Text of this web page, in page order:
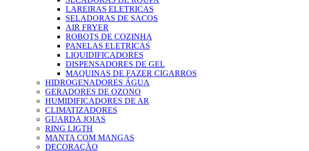
LAREIRAS ELETRICAS
SELADORAS DE SACOS
AIR FRYER
ROBOTS DE COZINHA
PANELAS ELETRICAS
LIQUIDIFICADORES
DISPENSADORES DE GEL
MAQUINAS DE FAZER CIGARROS
HIDROGENADORES ÁGUA
GERADORES DE OZONO
HUMIDIFICADORES DE AR
CLIMATIZADORES
GUARDA JOIAS
RING LIGTH
MANTA COM MANGAS
DECORAÇÃO